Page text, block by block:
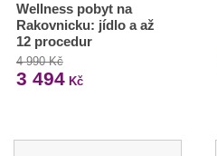
Wellness pobyt na
Rakovnicku: jídlo a až
12 procedur
4 990 Kč
3 494 Kč